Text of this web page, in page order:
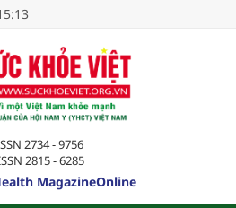
2734 - 9756
2815 - 6285
MagazineOnline